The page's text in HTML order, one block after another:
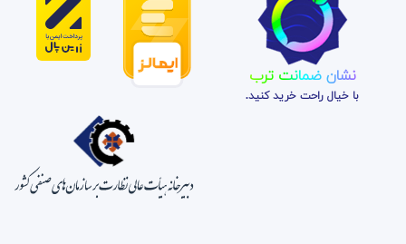
نشان ضمانت ترب
با خیال راحت خرید کنید.